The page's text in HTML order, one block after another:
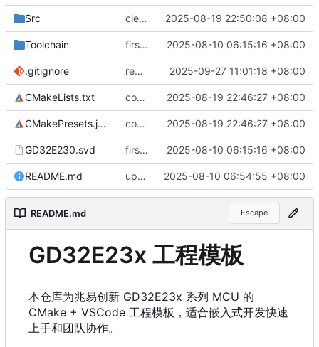
Src clear template 2025-08-19 22:50:08 +08:00
Toolchain first commit 2025-08-10 06:15:16 +08:00
.gitignore remove local config 2025-09-27 11:01:18 +08:00
CMakeLists.txt commit 2025-08-19 22:46:27 +08:00
CMakePresets.json commit 2025-08-19 22:46:27 +08:00
GD32E230.svd first commit 2025-08-10 06:15:16 +08:00
README.md update readme 2025-08-10 06:54:55 +08:00
README.md Escape
GD32E23x 工程模板
本仓库为兆易创新 GD32E23x 系列 MCU 的
CMake + VSCode 工程模板，适合嵌入式开发快速
上手和团队协作。